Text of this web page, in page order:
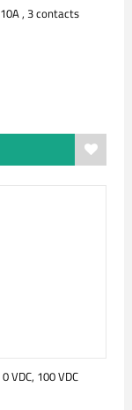
, 3 contacts
VDC, 100 VDC